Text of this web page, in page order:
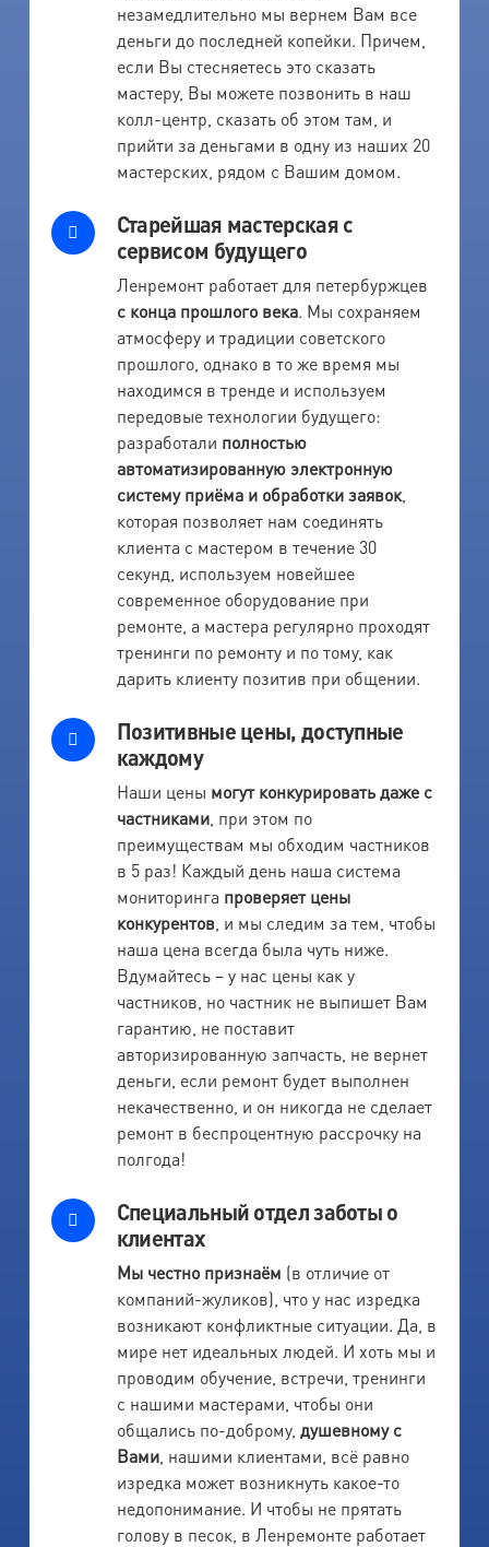
незамедлительно мы вернем Вам все
деньги до последней копейки. Причем,
если Вы стесняетесь это сказать
мастеру, Вы можете позвонить в наш
колл-центр, сказать об этом там, и
прийти за деньгами в одну из наших 20
мастерских, рядом с Вашим домом.
Старейшая мастерская с
сервисом будущего
Ленремонт работает для петербуржцев
с конца прошлого века. Мы сохраняем
атмосферу и традиции советского
прошлого, однако в то же время мы
находимся в тренде и используем
передовые технологии будущего:
разработали полностью
автоматизированную электронную
систему приёма и обработки заявок,
которая позволяет нам соединять
клиента с мастером в течение 30
секунд, используем новейшее
современное оборудование при
ремонте, а мастера регулярно проходят
тренинги по ремонту и по тому, как
дарить клиенту позитив при общении.
Позитивные цены, доступные
каждому
Наши цены могут конкурировать даже с
частниками, при этом по
преимуществам мы обходим частников
в 5 раз! Каждый день наша система
мониторинга проверяет цены
конкурентов, и мы следим за тем, чтобы
наша цена всегда была чуть ниже.
Вдумайтесь – у нас цены как у
частников, но частник не выпишет Вам
гарантию, не поставит
авторизированную запчасть, не вернет
деньги, если ремонт будет выполнен
некачественно, и он никогда не сделает
ремонт в беспроцентную рассрочку на
полгода!
Специальный отдел заботы о
клиентах
Мы честно признаём (в отличие от
компаний-жуликов), что у нас изредка
возникают конфликтные ситуации. Да, в
мире нет идеальных людей. И хоть мы и
проводим обучение, встречи, тренинги
с нашими мастерами, чтобы они
общались по-доброму, душевному с
Вами, нашими клиентами, всё равно
изредка может возникнуть какое-то
недопонимание. И чтобы не прятать
голову в песок, в Ленремонте работает